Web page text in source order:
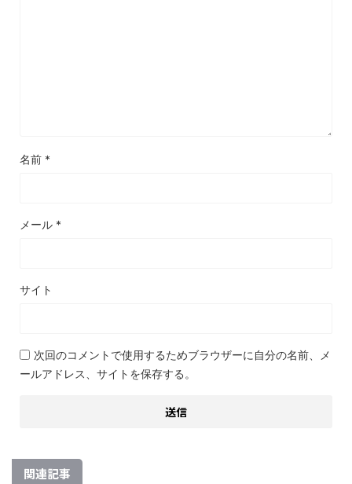
名前 *
メール *
サイト
次回のコメントで使用するためブラウザーに自分の名前、メ
ールアドレス、サイトを保存する。
関連記事